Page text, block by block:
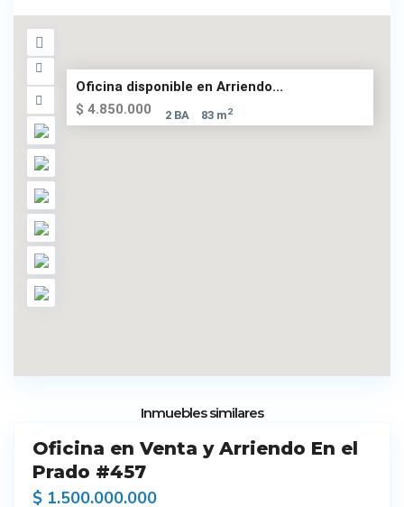
Oficina disponible en Arriendo...
$ 4.850.000
2 BA 83 m2
Inmuebles similares
Oficina en Venta y Arriendo En el
Prado #457
$ 1.500.000.000